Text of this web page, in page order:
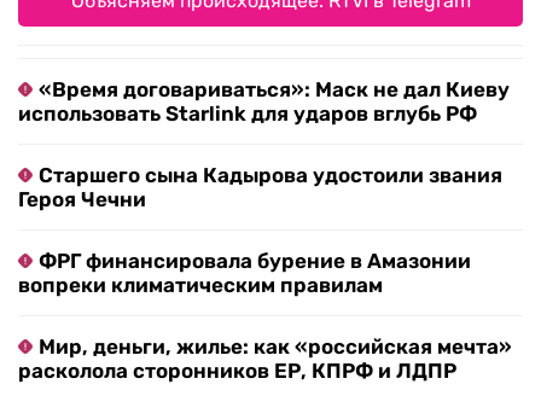
«Время договариваться»: Маск не дал Киеву
использовать Starlink для ударов вглубь РФ
Старшего сына Кадырова удостоили звания
Героя Чечни
ФРГ финансировала бурение в Амазонии
вопреки климатическим правилам
Мир, деньги, жилье: как «российская мечта»
расколола сторонников ЕР, КПРФ и ЛДПР